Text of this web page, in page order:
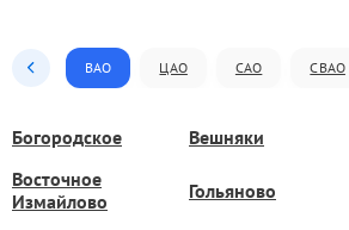
ВАО ЦАО САО СВАО
Богородское Вешняки
Восточное
Измайлово
Гольяново